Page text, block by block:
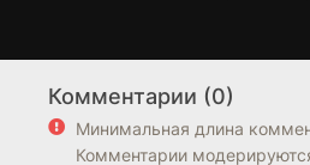
перерождается как
типичное ничтожество
Комментарии (0)
Минимальная длина
Комментарии